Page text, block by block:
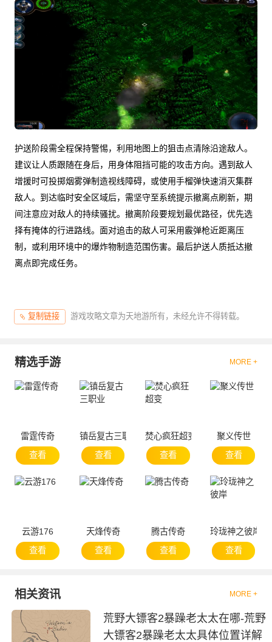
护送阶段需全程保持警惕，利用地图上的狙击点清除沿途敌人。
建议让人质跟随在身后，用身体阻挡可能的攻击方向。遇到敌人
增援时可投掷烟雾弹制造视线障碍，或使用手榴弹快速消灭集群
敌人。到达临时安全区域后，需坚守至系统提示撤离点刷新，期
间注意应对敌人的持续骚扰。撤离阶段要规划最优路径，优先选
择有掩体的行进路线。面对追击的敌人可采用霰弹枪近距离压
制，或利用环境中的爆炸物制造范围伤害。最后护送人质抵达撤
离点即完成任务。
复制链接 游戏攻略文章为天地游所有，未经允许不得转载。
精选手游 MORE +
雷霆传奇
查看
镇岳复古三职业
查看
焚心疯狂超变
查看
聚义传世
查看
云游176
查看
天烽传奇
查看
腾古传奇
查看
玲珑神之彼岸
查看
相关资讯 MORE +
荒野大镖客2暴躁老太太在哪-荒野
大镖客2暴躁老太太具体位置详解